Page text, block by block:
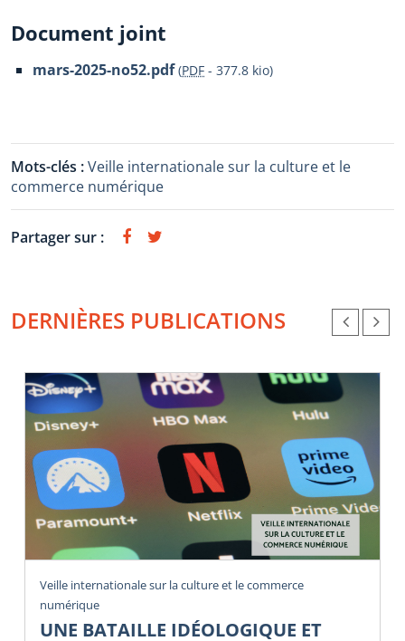
Document joint
mars-2025-no52.pdf (PDF - 377.8 kio)
Mots-clés :Veille internationale sur la culture et le
commerce numérique
Partager sur :
DERNIÈRES PUBLICATIONS
Veille internationale sur la culture et le commerce
numérique
UNE BATAILLE IDÉOLOGIQUE ET